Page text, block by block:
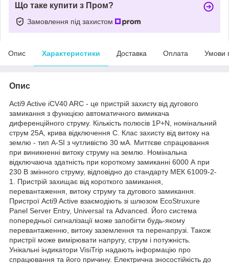
Що таке купити з Пром?
Замовлення під захистом
Опис Характеристики Доставка Оплата Умови
Опис
Acti9 Active iCV40 ARC - це пристрій захисту від дугового
замикання з функцією автоматичного вимикача
диференційного струму. Кількість полюсів 1P+N, номінальний
струм 25А, крива відключення C. Клас захисту від витоку на
землю - тип A-SI з чутливістю 30 мА. Миттєве спрацювання
при виникненні витоку струму на землю. Номінальна
відключаюча здатність при короткому замиканні 6000 А при
230 В змінного струму, відповідно до стандарту МЕК 61009-2-
1. Пристрій захищає від короткого замикання,
перевантаження, витоку струму та дугового замикання.
Пристрої Acti9 Active взаємодіють зі шлюзом EcoStruxure
Panel Server Entry, Universal та Advanced. Його система
попередньої сигналізації може запобігти будь-якому
перевантаженню, витоку заземлення та перенапрузі. Також
пристрії може вимірювати напругу, струм і потужність.
Унікальні індикатори VisiTrip надають інформацію про
спрацювання та його причину. Електрична зносостійкість до